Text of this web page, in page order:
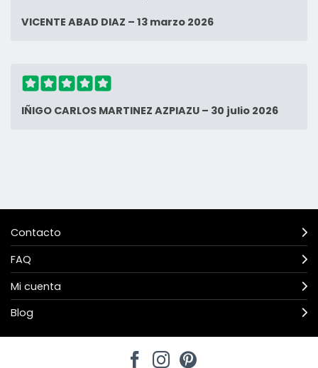
VICENTE ABAD DIAZ – 13 marzo 2026
IÑIGO CARLOS MARTINEZ AZPIAZU – 30 julio 2026
Contacto
FAQ
Mi cuenta
Blog